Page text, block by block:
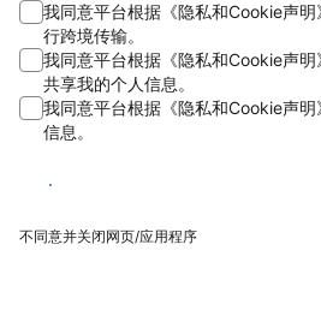
我同意平台根据《隐私和Cookie声
行跨境传输。
我同意平台根据《隐私和Cookie声
共享我的个人信息。
我同意平台根据《隐私和Cookie声
信息。
同意
不同意并关闭网页/应用程序